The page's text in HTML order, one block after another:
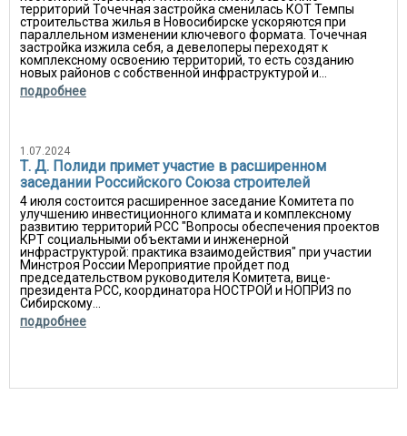
территорий Точечная застройка сменилась КОТ Темпы
строительства жилья в Новосибирске ускоряются при
параллельном изменении ключевого формата. Точечная
застройка изжила себя, а девелоперы переходят к
комплексному освоению территорий, то есть созданию
новых районов с собственной инфраструктурой и...
подробнее
1.07.2024
Т. Д. Полиди примет участие в расширенном
заседании Российского Союза строителей
4 июля состоится расширенное заседание Комитета по
улучшению инвестиционного климата и комплексному
развитию территорий РСС "Вопросы обеспечения проектов
КРТ социальными объектами и инженерной
инфраструктурой: практика взаимодействия" при участии
Минстроя России Мероприятие пройдет под
председательством руководителя Комитета, вице-
президента РСС, координатора НОСТРОЙ и НОПРИЗ по
Сибирскому...
подробнее